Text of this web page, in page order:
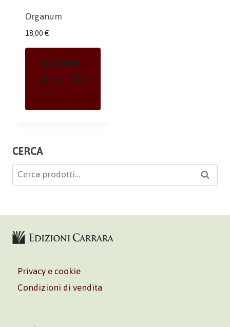
Organum
18,00 €
Aggiungi
Al Carrello
CERCA
Cerca: Cerca
Privacy e cookie
Condizioni di vendita